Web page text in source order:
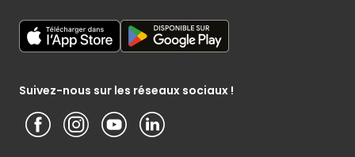
Suivez-nous sur les réseaux sociaux !
Media / Presse
Présentation du groupe (PDF)
Service photo
Conditions générales – Site www.cactus.lu
Notice d’information Cactus et Caterman (de Schnékert
Conditions générales de garantie